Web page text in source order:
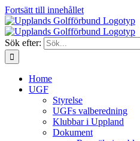
Fortsätt till innehållet
Sök efter:
Home
UGF
Styrelse
UGFs valberedning
Klubbar i Uppland
Dokument